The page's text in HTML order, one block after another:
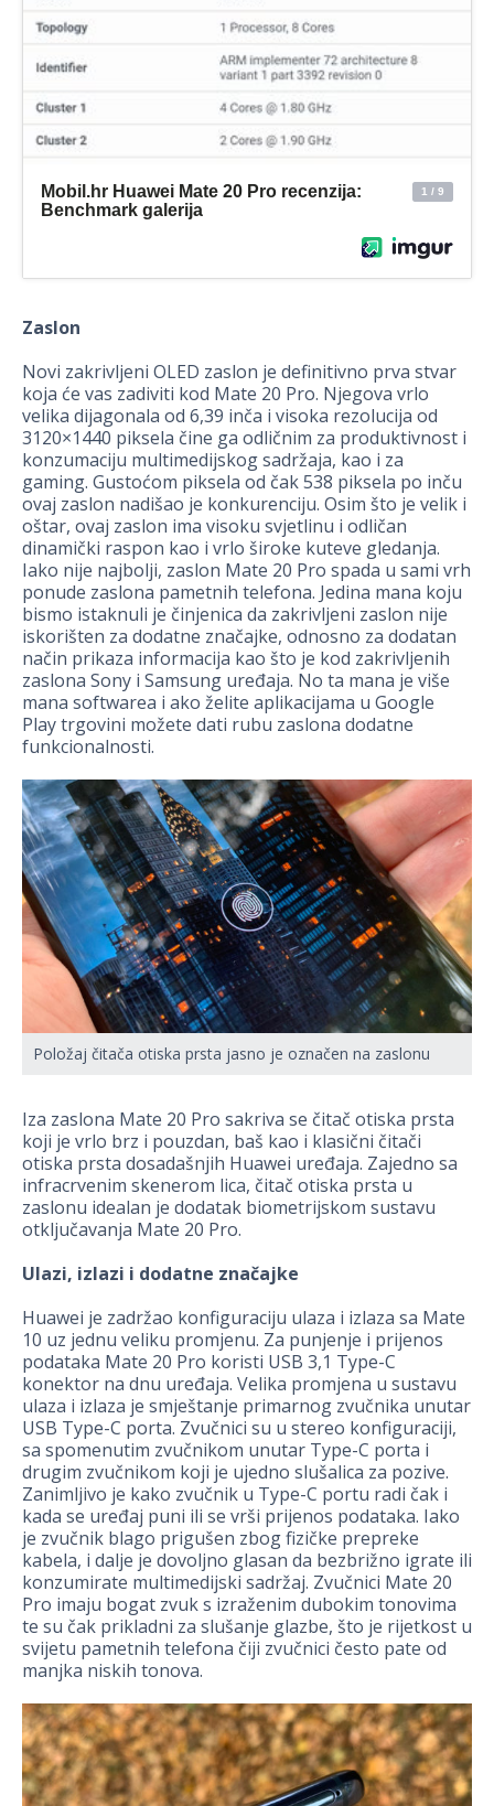
Zaslon
Novi zakrivljeni OLED zaslon je definitivno prva stvar
koja će vas zadiviti kod Mate 20 Pro. Njegova vrlo
velika dijagonala od 6,39 inča i visoka rezolucija od
3120×1440 piksela čine ga odličnim za produktivnost i
konzumaciju multimedijskog sadržaja, kao i za
gaming. Gustoćom piksela od čak 538 piksela po inču
ovaj zaslon nadišao je konkurenciju. Osim što je velik i
oštar, ovaj zaslon ima visoku svjetlinu i odličan
dinamički raspon kao i vrlo široke kuteve gledanja.
Iako nije najbolji, zaslon Mate 20 Pro spada u sami vrh
ponude zaslona pametnih telefona. Jedina mana koju
bismo istaknuli je činjenica da zakrivljeni zaslon nije
iskorišten za dodatne značajke, odnosno za dodatan
način prikaza informacija kao što je kod zakrivljenih
zaslona Sony i Samsung uređaja. No ta mana je više
mana softwarea i ako želite aplikacijama u Google
Play trgovini možete dati rubu zaslona dodatne
funkcionalnosti.
Položaj čitača otiska prsta jasno je označen na zaslonu
Iza zaslona Mate 20 Pro sakriva se čitač otiska prsta
koji je vrlo brz i pouzdan, baš kao i klasični čitači
otiska prsta dosadašnjih Huawei uređaja. Zajedno sa
infracrvenim skenerom lica, čitač otiska prsta u
zaslonu idealan je dodatak biometrijskom sustavu
otključavanja Mate 20 Pro.
Ulazi, izlazi i dodatne značajke
Huawei je zadržao konfiguraciju ulaza i izlaza sa Mate
10 uz jednu veliku promjenu. Za punjenje i prijenos
podataka Mate 20 Pro koristi USB 3,1 Type-C
konektor na dnu uređaja. Velika promjena u sustavu
ulaza i izlaza je smještanje primarnog zvučnika unutar
USB Type-C porta. Zvučnici su u stereo konfiguraciji,
sa spomenutim zvučnikom unutar Type-C porta i
drugim zvučnikom koji je ujedno slušalica za pozive.
Zanimljivo je kako zvučnik u Type-C portu radi čak i
kada se uređaj puni ili se vrši prijenos podataka. Iako
je zvučnik blago prigušen zbog fizičke prepreke
kabela, i dalje je dovoljno glasan da bezbrižno igrate ili
konzumirate multimedijski sadržaj. Zvučnici Mate 20
Pro imaju bogat zvuk s izraženim dubokim tonovima
te su čak prikladni za slušanje glazbe, što je rijetkost u
svijetu pametnih telefona čiji zvučnici često pate od
manjka niskih tonova.